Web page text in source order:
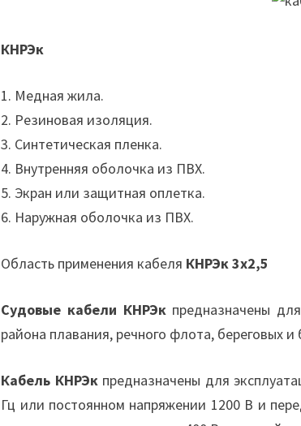
КНРЭк
1. Медная жила.
2. Резиновая изоляция.
3. Синтетическая пленка.
4. Внутренняя оболочка из ПВХ.
5. Экран или защитная оплетка.
6. Наружная оболочка из ПВХ.
Область применения кабеля КНРЭк 3х2,5
Судовые кабели КНРЭкпредназначены
района плавания, речного флота, береговых
Кабель КНРЭкпредназначены для
Гц или постоянном напряжении 1200 В и